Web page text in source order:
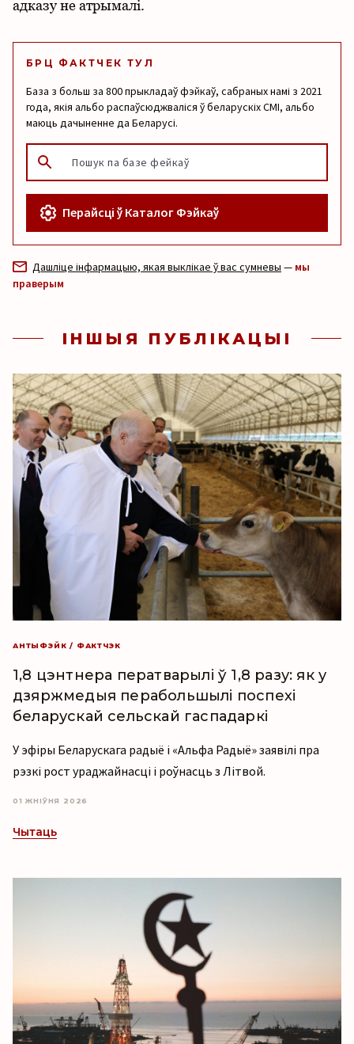
адказу не атрымалі.
БРЦ ФАКТЧЕК ТУЛ
База з больш за 800 прыкладаў фэйкаў, сабраных намі з 2021
года, якія альбо распаўсюджваліся ў беларускіх СМІ, альбо
маюць дачыненне да Беларусі.
Перайсці ў Каталог Фэйкаў
Дашліце інфармацыю, якая выклікае ў вас сумневы — мы
праверым
ІНШЫЯ ПУБЛІКАЦЫІ
АНТЫФЭЙК / ФАКТЧЭК
1,8 цэнтнера ператварылі ў 1,8 разу: як у
дзяржмедыя перабольшылі поспехі
беларускай сельскай гаспадаркі
У эфіры Беларускага радыё і «Альфа Радыё» заявілі пра
рэзкі рост ураджайнасці і роўнасць з Літвой.
01 ЖНІЎНЯ 2026
Чытаць